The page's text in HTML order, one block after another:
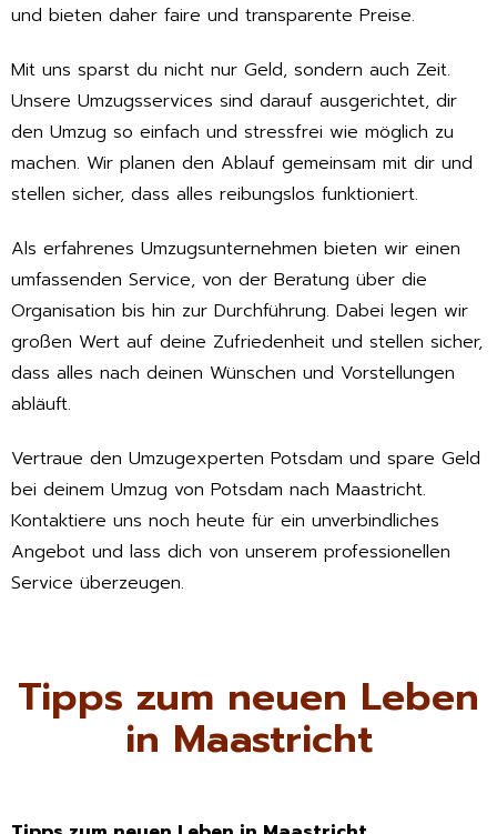
und bieten daher faire und transparente Preise.
Mit uns sparst du nicht nur Geld, sondern auch Zeit.
Unsere Umzugsservices sind darauf ausgerichtet, dir
den Umzug so einfach und stressfrei wie möglich zu
machen. Wir planen den Ablauf gemeinsam mit dir und
stellen sicher, dass alles reibungslos funktioniert.
Als erfahrenes Umzugsunternehmen bieten wir einen
umfassenden Service, von der Beratung über die
Organisation bis hin zur Durchführung. Dabei legen wir
großen Wert auf deine Zufriedenheit und stellen sicher,
dass alles nach deinen Wünschen und Vorstellungen
abläuft.
Vertraue den Umzugexperten Potsdam und spare Geld
bei deinem Umzug von Potsdam nach Maastricht.
Kontaktiere uns noch heute für ein unverbindliches
Angebot und lass dich von unserem professionellen
Service überzeugen.
Tipps zum neuen Leben
in Maastricht